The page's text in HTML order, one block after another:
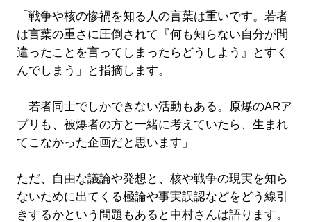
「戦争や核の惨禍を知る人の言葉は重いです。若者
は言葉の重さに圧倒されて『何も知らない自分が間
違ったことを言ってしまったらどうしよう』とすく
んでしまう」と指摘します。
「若者同士でしかできない活動もある。原爆のARア
プリも、被爆者の方と一緒に考えていたら、生まれ
てこなかった企画だと思います」
ただ、自由な議論や発想と、核や戦争の現実を知ら
ないために出てくる極論や事実誤認などをどう線引
きするかという問題もあると中村さんは語ります。